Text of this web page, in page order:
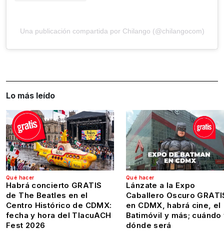
Una publicación compartida por Chilango (@chilangocom)
Lo más leído
Qué hacer
Habrá concierto GRATIS
de The Beatles en el
Centro Histórico de CDMX:
fecha y hora del TlacuACH
Fest 2026
Qué hacer
Lánzate a la Expo
Caballero Oscuro
en CDMX, habrá cine, el
Batimóvil y más; cuándo
dónde será